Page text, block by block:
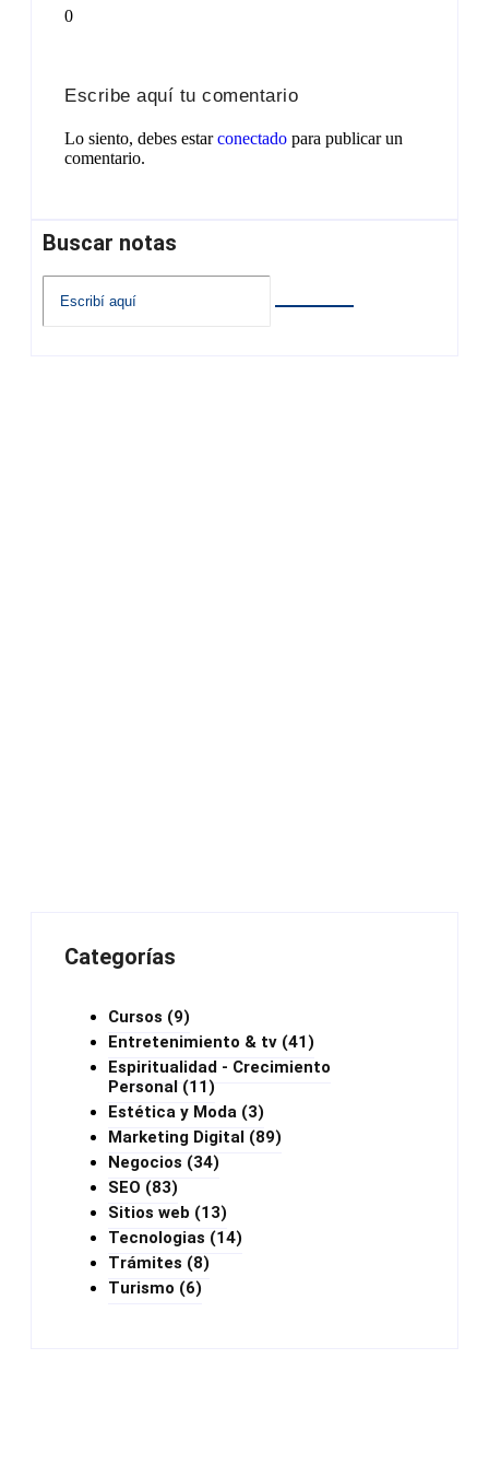
0
Escribe aquí tu comentario
Lo siento, debes estarconectado para publicar un
comentario.
Buscar notas
Categorías
Cursos (9)
Entretenimiento & tv (41)
Espiritualidad - Crecimiento
Personal (11)
Estética y Moda (3)
Marketing Digital (89)
Negocios (34)
SEO (83)
Sitios web (13)
Tecnologias (14)
Trámites (8)
Turismo (6)